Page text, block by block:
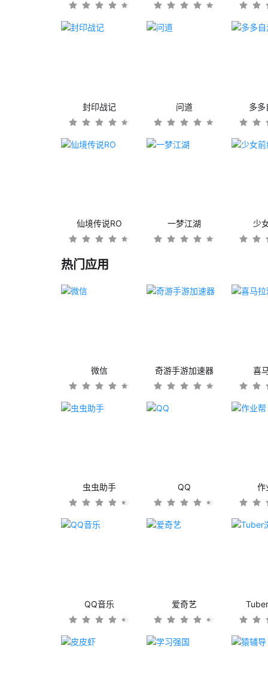
封印战记 问道 多多
仙境传说RO 一梦江湖 少
热门应用
微信 奇游手游加速器 喜
虫虫助手 QQ 作
QQ音乐 爱奇艺